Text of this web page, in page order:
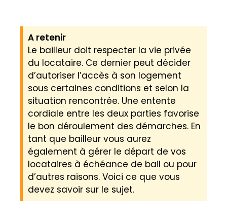
A retenir
Le bailleur doit respecter la vie privée
du locataire. Ce dernier peut décider
d’autoriser l’accès à son logement
sous certaines conditions et selon la
situation rencontrée. Une entente
cordiale entre les deux parties favorise
le bon déroulement des démarches. En
tant que bailleur vous aurez
également à gérer le départ de vos
locataires à échéance de bail ou pour
d’autres raisons. Voici ce que vous
devez savoir sur le sujet.